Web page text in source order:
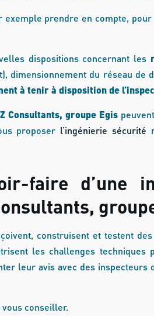
prendre en compte,
dispositions concernant les
dimensionnement du réseau de
à tenir à disposition de
Consultants, groupe Egis
proposer l’ingénierie sécurité
faire d’une
construisent et testent
les challenges techniques
leur avis avec des inspecteurs
conseiller.